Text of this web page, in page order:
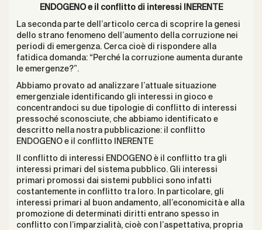
ENDOGENO e il conflitto di interessi INERENTE
La seconda parte dell’articolo cerca di scoprire la genesi
dello strano fenomeno dell’aumento della corruzione nei
periodi di emergenza. Cerca cioè di rispondere alla
fatidica domanda: “Perché la corruzione aumenta durante
le emergenze?”.
Abbiamo provato ad analizzare l’attuale situazione
emergenziale identificando gli interessi in gioco e
concentrandoci su due tipologie di conflitto di interessi
pressoché sconosciute, che abbiamo identificato e
descritto nella nostra pubblicazione: il conflitto
ENDOGENO e il conflitto INERENTE
Il conflitto di interessi ENDOGENO è il conflitto tra gli
interessi primari del sistema pubblico. Gli interessi
primari promossi dai sistemi pubblici sono infatti
costantemente in conflitto tra loro. In particolare, gli
interessi primari al buon andamento, all’economicità e alla
promozione di determinati diritti entrano spesso in
conflitto con l’imparzialità, cioè con l’aspettativa, propria